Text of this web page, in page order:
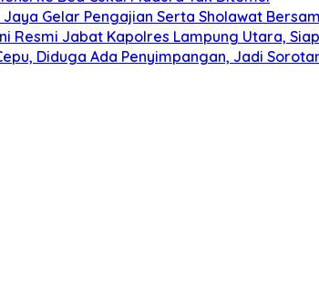
Gelar Pengajian Serta Sholawat
Resmi Jabat Kapolres Lampung Utara,
Diduga Ada Penyimpangan, Jadi